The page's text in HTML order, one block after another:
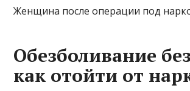
Женщина после операции под
Обезболивание
как отойти от